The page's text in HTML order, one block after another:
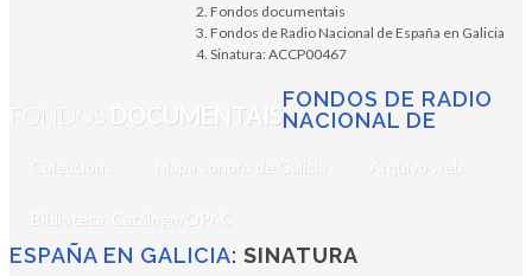
FONDOS DOCUMENTAIS
Coleccións Mapa sonoro de Galicia Arquivo web
Biblioteca. Catálogo/OPAC
FONDOS DE RADIO
NACIONAL DE
ESPAÑA EN GALICIA: SINATURA
Fondos documentais
Fondos de Radio Nacional de España en Galicia
Sinatura: ACCP00467